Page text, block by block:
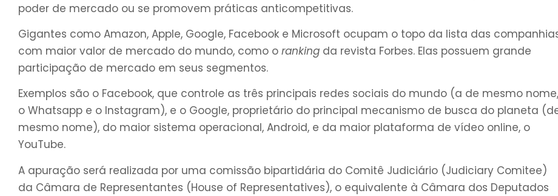
poder de mercado ou se promovem práticas anticompetitivas.
Gigantes como Amazon, Apple, Google, Facebook e Microsoft ocupam o topo da lista das
com maior valor de mercado do mundo, como o ranking da revista Forbes. Elas possuem grande
participação de mercado em seus segmentos.
Exemplos são o Facebook, que controle as três principais redes sociais do mundo (a de mesmo nome,
o Whatsapp e o Instagram), e o Google, proprietário do principal mecanismo de busca do planeta
mesmo nome), do maior sistema operacional, Android, e da maior plataforma de vídeo online, o
YouTube.
A apuração será realizada por uma comissão bipartidária do Comitê Judiciário (Judiciary Comitee)
da Câmara de Representantes (House of Representatives), o equivalente à Câmara dos Deputados